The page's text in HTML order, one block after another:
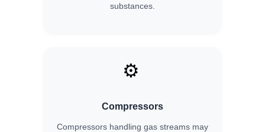
substances.
⚙️
Compressors
Compressors handling gas streams may